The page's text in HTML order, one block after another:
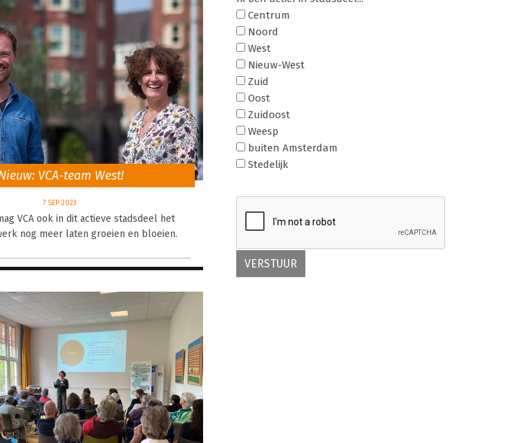
VCA-team West!
7 SEP 2023
VCA ook in dit actieve stadsdeel het
nog meer laten groeien en bloeien.
Centrum
Noord
West
Nieuw-West
Zuid
Oost
Zuidoost
Weesp
buiten Amsterdam
Stedelijk